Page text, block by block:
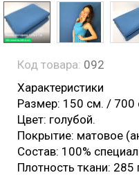
Код товара: 092
Характеристики
Размер: 150 см. / 700
Цвет: голубой.
Покрытие: матовое
Состав: 100%
Плотность ткани: 285